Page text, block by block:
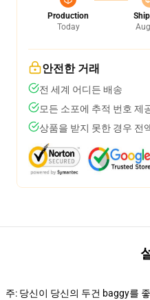
Production
Today
안전한 거래
전 세계 어디든 배송
모든 소포에 추적 번호 제
상품을 받지 못한 경우 전
주: 당신이 당신의 두건 baggy를